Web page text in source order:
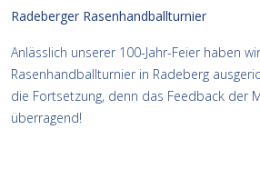
Radeberger Rasenhandballturnier
Anlässlich unserer 100-Jahr-Feier haben
Rasenhandballturnier in Radeberg
die Fortsetzung, denn das Feedback der
überragend!